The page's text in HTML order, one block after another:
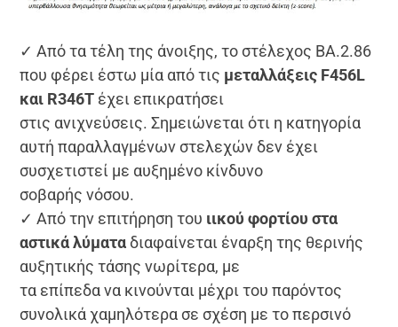
✓ Από τα τέλη της άνοιξης, το στέλεχος ΒΑ.2.86
που φέρει έστω μία από τις μεταλλάξεις F456L
και R346T έχει επικρατήσει
στις ανιχνεύσεις. Σημειώνεται ότι η κατηγορία
αυτή παραλλαγμένων στελεχών δεν έχει
συσχετιστεί με αυξημένο κίνδυνο
σοβαρής νόσου.
✓ Από την επιτήρηση του ιικού φορτίου στα
αστικά λύματα διαφαίνεται έναρξη της θερινής
αυξητικής τάσης νωρίτερα, με
τα επίπεδα να κινούνται μέχρι του παρόντος
συνολικά χαμηλότερα σε σχέση με το περσινό